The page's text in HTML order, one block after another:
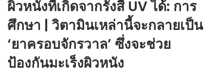
ผิวหนังที่เกิดจากรังสี UV ได้: การ
ศึกษา | วิตามินเหล่านี้จะกลายเป็น
‘ยาครอบจักรวาล’ ซึ่งจะช่วย
ป้องกันมะเร็งผิวหนัง